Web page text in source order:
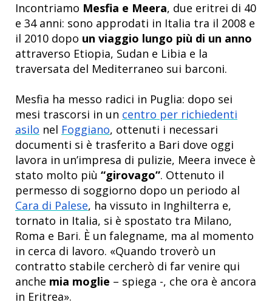
Incontriamo Mesfia e Meera, due eritrei di 40
e 34 anni: sono approdati in Italia tra il 2008 e
il 2010 dopo un viaggio lungo più di un anno
attraverso Etiopia, Sudan e Libia e la
traversata del Mediterraneo sui barconi.
Mesfia ha messo radici in Puglia: dopo sei
mesi trascorsi in un centro per richiedenti
asilo nel Foggiano, ottenuti i necessari
documenti si è trasferito a Bari dove oggi
lavora in un’impresa di pulizie, Meera invece è
stato molto più “girovago”. Ottenuto il
permesso di soggiorno dopo un periodo al
Cara di Palese, ha vissuto in Inghilterra e,
tornato in Italia, si è spostato tra Milano,
Roma e Bari. È un falegname, ma al momento
in cerca di lavoro. «Quando troverò un
contratto stabile cercherò di far venire qui
anche mia moglie – spiega -, che ora è ancora
in Eritrea».